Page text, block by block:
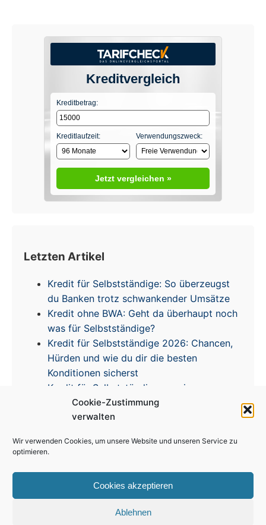
Cookie-Zustimmung
verwalten
Wir verwenden Cookies, um unsere Website und unseren Service zu
optimieren.
Cookies akzeptieren
Ablehnen
Kreditvergleich
Kreditbetrag:
Kreditlaufzeit: Verwendungszweck:
Jetzt vergleichen »
Letzten Artikel
Kredit für Selbstständige: So überzeugst
du Banken trotz schwankender Umsätze
Kredit ohne BWA: Geht da überhaupt noch
was für Selbstständige?
Kredit für Selbstständige 2026: Chancen,
Hürden und wie du dir die besten
Konditionen sicherst
Kredit für Selbstständige – meine
Erfahrungen & Tipps zur Zinsentwicklung
Impressum | Disclaimer | Datenschutz | Cookie
Richtlinie